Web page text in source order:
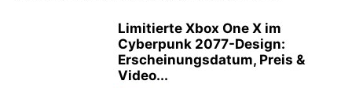
Limitierte Xbox One X im
Cyberpunk 2077-Design:
Erscheinungsdatum, Preis &
Video...